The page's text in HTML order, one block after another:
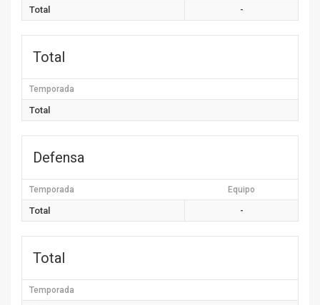
Total -
Total
Temporada
Total
Defensa
Temporada Equipo
Total -
Total
Temporada